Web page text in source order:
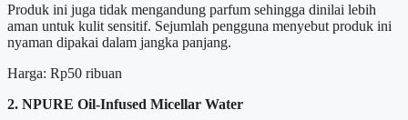
Produk ini juga tidak mengandung parfum sehingga dinilai lebih
aman untuk kulit sensitif. Sejumlah pengguna menyebut produk ini
nyaman dipakai dalam jangka panjang.
Harga: Rp50 ribuan
2. NPURE Oil-Infused Micellar Water